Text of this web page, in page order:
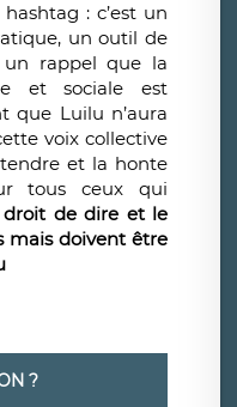
: c’est un
un outil de
rappel que la
et sociale est
que Luilu n’aura
voix collective
et la honte
tous ceux qui
droit de dire et le
mais doivent être
?